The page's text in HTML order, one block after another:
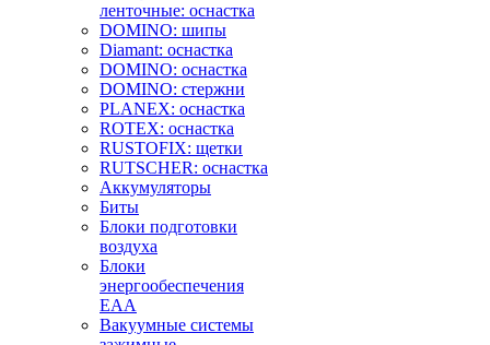
ленточные: оснастка
DOMINO: шипы
Diamant: оснастка
DOMINO: оснастка
DOMINO: стержни
PLANEX: оснастка
ROTEX: оснастка
RUSTOFIX: щетки
RUTSCHER: оснастка
Аккумуляторы
Биты
Блоки подготовки
воздуха
Блоки
энергообеспечения
EAA
Вакуумные системы